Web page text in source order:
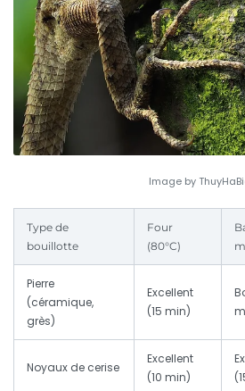
Image by
Type de
bouillotte
Four
(80°C)
Pierre
(céramique,
grès)
Excellent
(15 min)
Noyaux de cerise
Excellent
(10 min)